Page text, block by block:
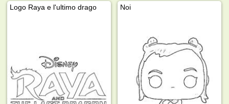
Logo Raya e l'ultimo drago Noi